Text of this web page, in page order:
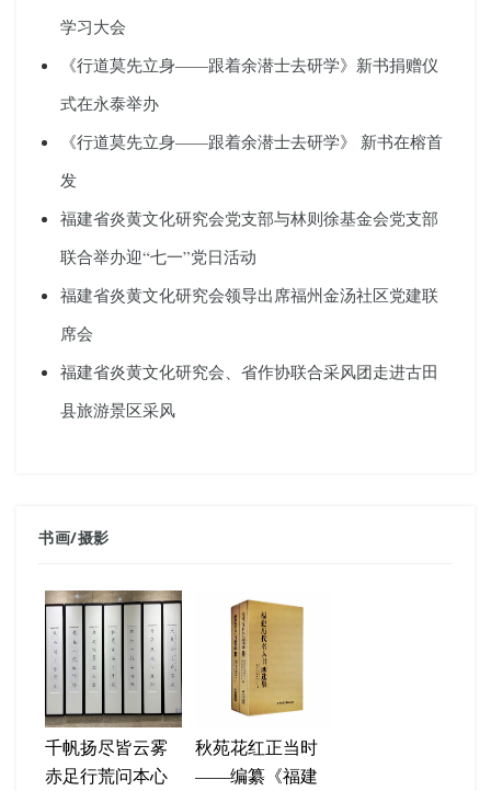
学习大会
《行道莫先立身——跟着余潜士去研学》新书捐赠仪
式在永泰举办
《行道莫先立身——跟着余潜士去研学》 新书在榕首
发
福建省炎黄文化研究会党支部与林则徐基金会党支部
联合举办迎“七一”党日活动
福建省炎黄文化研究会领导出席福州金汤社区党建联
席会
福建省炎黄文化研究会、省作协联合采风团走进古田
县旅游景区采风
书画/摄影
千帆扬尽皆云雾
赤足行荒问本心
秋苑花红正当时
——编纂《福建